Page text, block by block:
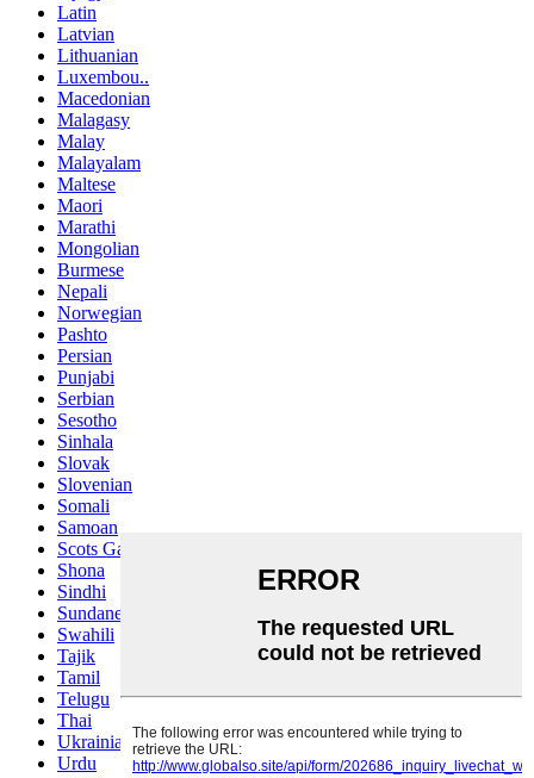
Latin
Latvian
Lithuanian
Luxembou..
Macedonian
Malagasy
Malay
Malayalam
Maltese
Maori
Marathi
Mongolian
Burmese
Nepali
Norwegian
Pashto
Persian
Punjabi
Serbian
Sesotho
Sinhala
Slovak
Slovenian
Somali
Samoan
Scots Gaelic
Shona
Sindhi
Sundanese
Swahili
Tajik
Tamil
Telugu
Thai
Ukrainian
Urdu